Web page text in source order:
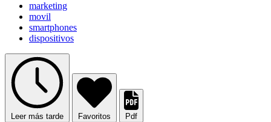
marketing
movil
smartphones
dispositivos
Leer más tarde Favoritos Pdf